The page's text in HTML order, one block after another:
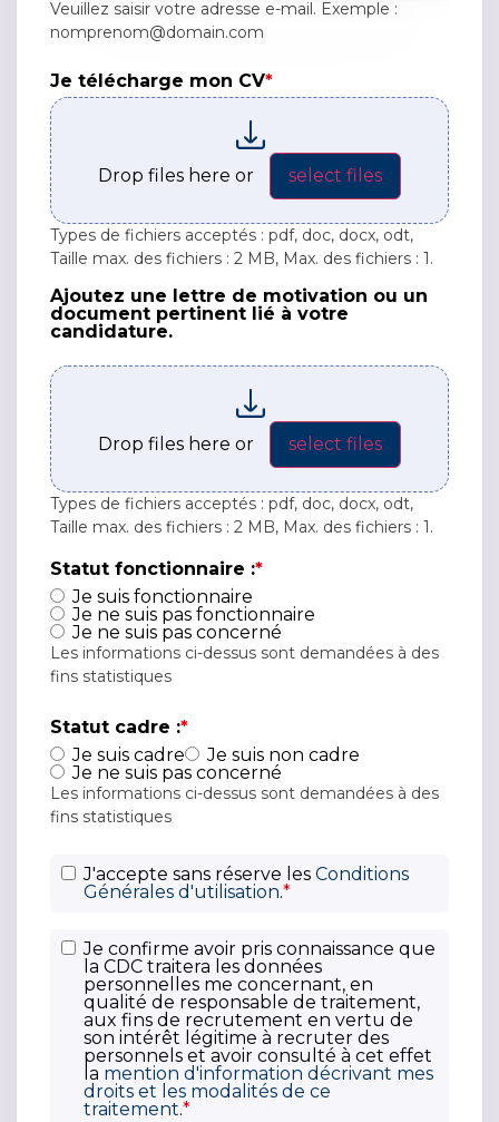
Veuillez saisir votre adresse e-mail. Exemple :
nomprenom@domain.com
Je télécharge mon CV*
Je télécharge mon CV*
Drop files here or select files
Types de fichiers acceptés : pdf, doc, docx, odt,
Taille max. des fichiers : 2 MB, Max. des fichiers : 1.
Ajoutez une lettre de motivation ou un
Ajoutez une lettre de motivation ou un
document pertinent lié à votre
candidature.
Drop files here or select files
Types de fichiers acceptés : pdf, doc, docx, odt,
Taille max. des fichiers : 2 MB, Max. des fichiers : 1.
Statut fonctionnaire :*
Je suis fonctionnaire
Je ne suis pas fonctionnaire
Je ne suis pas concerné
Les informations ci-dessus sont demandées à des
fins statistiques
Statut cadre :*
Je suis cadre
Je suis non cadre
Je ne suis pas concerné
Les informations ci-dessus sont demandées à des
fins statistiques
C
J'accepte sans réserve les Conditions
Générales d'utilisation.*
Je confirme avoir pris connaissance que
la CDC traitera les données
personnelles me concernant, en
qualité de responsable de traitement,
aux fins de recrutement en vertu de
son intérêt légitime à recruter des
personnels et avoir consulté à cet effet
la mention d'information décrivant mes
droits et les modalités de ce
traitement.*